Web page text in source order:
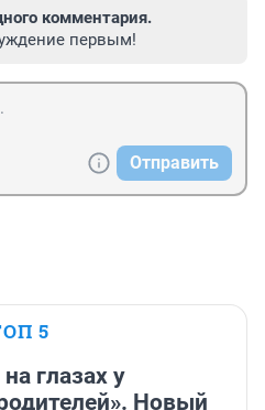
комментария.
первым!
Отправить
5
глазах у
Новый